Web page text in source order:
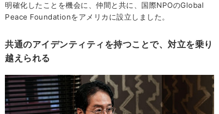
明確化したことを機会に、仲間と共に、国際NPOのGlobal
Peace Foundationをアメリカに設立しました。
共通のアイデンティティを持つことで、対立を乗り
越えられる